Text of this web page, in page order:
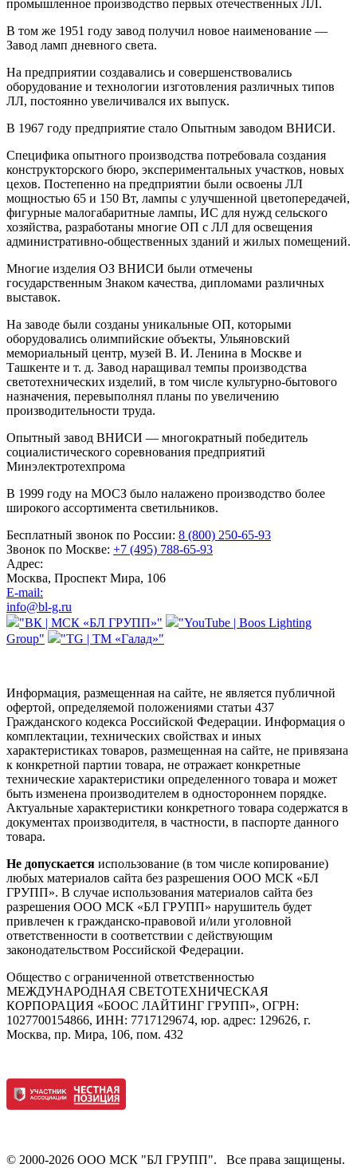
промышленное производство первых отечественных ЛЛ.
В том же 1951 году завод получил новое наименование —
Завод ламп дневного света.
На предприятии создавались и совершенствовались
оборудование и технологии изготовления различных типов
ЛЛ, постоянно увеличивался их выпуск.
В 1967 году предприятие стало Опытным заводом ВНИСИ.
Специфика опытного производства потребовала создания
конструкторского бюро, экспериментальных участков, новых
цехов. Постепенно на предприятии были освоены ЛЛ
мощностью 65 и 150 Вт, лампы с улучшенной цветопередачей,
фигурные малогабаритные лампы, ИС для нужд сельского
хозяйства, разработаны многие ОП с ЛЛ для освещения
административно-общественных зданий и жилых помещений.
Многие изделия ОЗ ВНИСИ были отмечены
государственным Знаком качества, дипломами различных
выставок.
На заводе были созданы уникальные ОП, которыми
оборудовались олимпийские объекты, Ульяновский
мемориальный центр, музей В. И. Ленина в Москве и
Ташкенте и т. д. Завод наращивал темпы производства
светотехнических изделий, в том числе культурно-бытового
назначения, перевыполнял планы по увеличению
производительности труда.
Опытный завод ВНИСИ — многократный победитель
социалистического соревнования предприятий
Минэлектротехпрома
В 1999 году на МОСЗ было налажено производство более
широкого ассортимента светильников.
Бесплатный звонок по России: 8 (800) 250-65-93
Звонок по Москве: +7 (495) 788-65-93
Адрес:
Москва, Проспект Мира, 106
E-mail:
info@bl-g.ru
"ВК | МСК «БЛ ГРУПП»"
"YouTube | Boos Lighting
Group"
"TG | ТМ «Галад»"
Информация, размещенная на сайте, не является публичной
офертой, определяемой положениями статьи 437
Гражданского кодекса Российской Федерации. Информация о
комплектации, технических свойствах и иных
характеристиках товаров, размещенная на сайте, не привязана
к конкретной партии товара, не отражает конкретные
технические характеристики определенного товара и может
быть изменена производителем в одностороннем порядке.
Актуальные характеристики конкретного товара содержатся в
документах производителя, в частности, в паспорте данного
товара.
Не допускается использование (в том числе копирование)
любых материалов сайта без разрешения ООО МСК «БЛ
ГРУПП». В случае использования материалов сайта без
разрешения ООО МСК «БЛ ГРУПП» нарушитель будет
привлечен к гражданско-правовой и/или уголовной
ответственности в соответствии с действующим
законодательством Российской Федерации.
Общество с ограниченной ответственностью
МЕЖДУНАРОДНАЯ СВЕТОТЕХНИЧЕСКАЯ
КОРПОРАЦИЯ «БООС ЛАЙТИНГ ГРУПП», ОГРН:
1027700154866, ИНН: 7717129674, юр. адрес: 129626, г.
Москва, пр. Мира, 106, пом. 432
© 2000-2026 ООО МСК "БЛ ГРУПП". Все права защищены.